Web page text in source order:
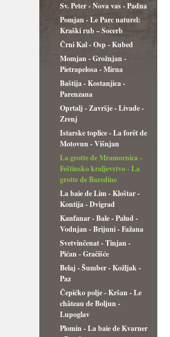
Sv. Peter - Nova vas - Padna
Pomjan - Le Parc naturel:
Kraški rub – Socerb
Črni Kal - Osp - Kubed
Momjan - Grožnjan -
Pietrapelosa - Mirna
Baštija - Kostanjica -
Parenzana
Oprtalj - Završje - Livade -
Zrenj
Istarske toplice - La forêt de
Motovun - Višnjan
La grotte de Mramornica -
Feštinsko kraljevstvo - La
grotte de Baredine
La baie de Lim - Kloštar -
Kontija - Dvigrad
Kanfanar - Bale - Palud -
Vodnjan - Brijuni - Fažana
Svetvinčenat - Tinjan -
Pićan - Gračišće
Belaj - Šumber - Kožljak -
Paz
Čepićko polje - Kršan - Le
château de Boljun -
Lupoglav
Plomin - La baie de Kvarner